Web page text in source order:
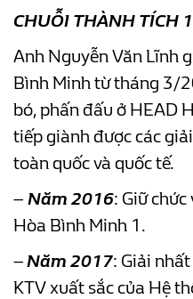
CHUỖI THÀNH TÍCH
Anh Nguyễn Văn Lĩnh
Bình Minh từ tháng 3/
bó, phấn đấu ở HEAD
tiếp giành được các
toàn quốc và quốc tế.
– Năm 2016: Giữ
Hòa Bình Minh 1.
–Năm 2017: Giải
KTV xuất sắc của Hệ